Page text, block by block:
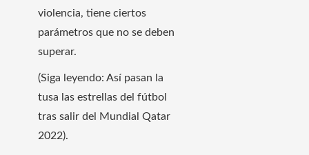
violencia, tiene ciertos
parámetros que no se deben
superar.
(Siga leyendo: Así pasan la
tusa las estrellas del fútbol
tras salir del Mundial Qatar
2022).